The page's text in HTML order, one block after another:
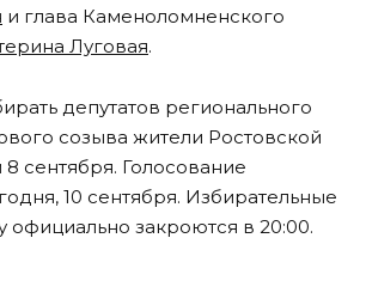
и глава Каменоломненского
Луговая.
депутатов регионального
созыва жители Ростовской
8 сентября. Голосование
10 сентября. Избирательные
официально закроются в 20:00.